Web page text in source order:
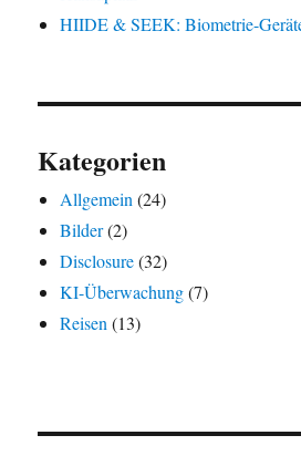
HIIDE & SEEK: Biometrie-
Kategorien
Allgemein (24)
Bilder(2)
Disclosure(32)
KI-Überwachung(7)
Reisen (13)